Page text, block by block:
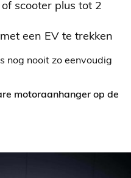
scooter plus tot 2
een EV te trekken
nog nooit zo eenvoudig
motoraanhanger op de